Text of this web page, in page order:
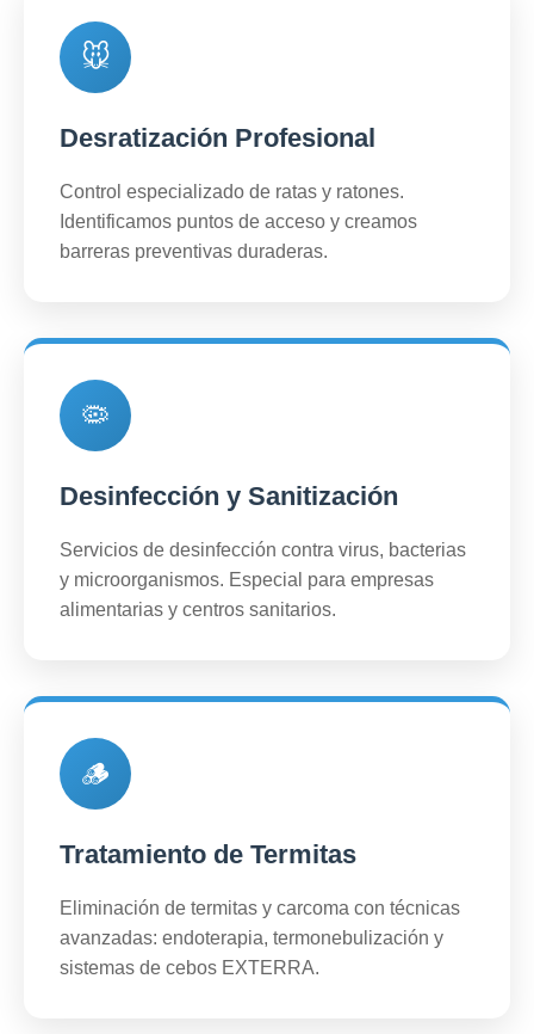
🐭
Desratización Profesional
Control especializado de ratas y ratones.
Identificamos puntos de acceso y creamos
barreras preventivas duraderas.
🦠
Desinfección y Sanitización
Servicios de desinfección contra virus, bacterias
y microorganismos. Especial para empresas
alimentarias y centros sanitarios.
🪵
Tratamiento de Termitas
Eliminación de termitas y carcoma con técnicas
avanzadas: endoterapia, termonebulización y
sistemas de cebos EXTERRA.